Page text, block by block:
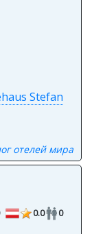
Stefan
отелей мира